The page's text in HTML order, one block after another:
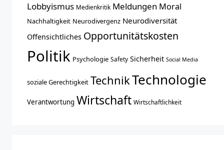
Lobbyismus Medienkritik Meldungen Moral
Nachhaltigkeit Neurodivergenz Neurodiversität
Offensichtliches Opportunitätskosten
Politik Psychologie Safety Sicherheit Social Media
soziale Gerechtigkeit TechnikTechnologie
Verantwortung Wirtschaft Wirtschaftlichkeit